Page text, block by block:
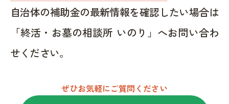
自治体の補助金の最新情報を確認したい場合は
「終活・お墓の相談所 いのり」へお問い合わ
せください。
ぜひお気軽にご質問ください